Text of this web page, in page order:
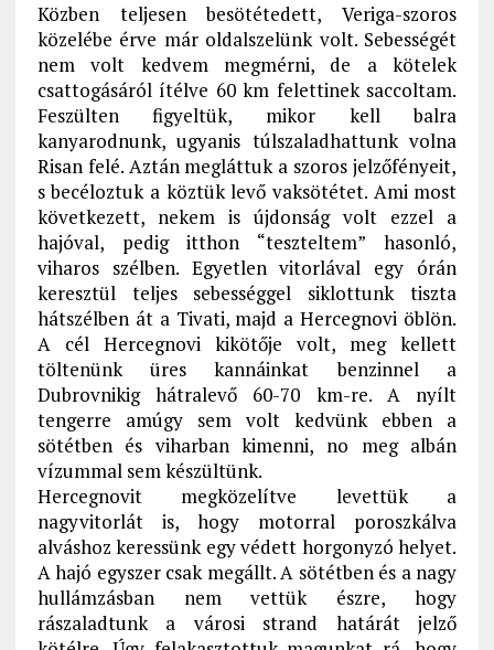
Közben teljesen besötétedett, Veriga-szoros
közelébe érve már oldalszelünk volt. Sebességét
nem volt kedvem megmérni, de a kötelek
csattogásáról ítélve 60 km felettinek saccoltam.
Feszülten figyeltük, mikor kell balra
kanyarodnunk, ugyanis túlszaladhattunk volna
Risan felé. Aztán megláttuk a szoros jelzőfényeit,
s becéloztuk a köztük levő vaksötétet. Ami most
következett, nekem is újdonság volt ezzel a
hajóval, pedig itthon “teszteltem” hasonló,
viharos szélben. Egyetlen vitorlával egy órán
keresztül teljes sebességgel siklottunk tiszta
hátszélben át a Tivati, majd a Hercegnovi öblön.
A cél Hercegnovi kikötője volt, meg kellett
töltenünk üres kannáinkat benzinnel a
Dubrovnikig hátralevő 60-70 km-re. A nyílt
tengerre amúgy sem volt kedvünk ebben a
sötétben és viharban kimenni, no meg albán
vízummal sem készültünk.
Hercegnovit megközelítve levettük a
nagyvitorlát is, hogy motorral poroszkálva
alváshoz keressünk egy védett horgonyzó helyet.
A hajó egyszer csak megállt. A sötétben és a nagy
hullámzásban nem vettük észre, hogy
rászaladtunk a városi strand határát jelző